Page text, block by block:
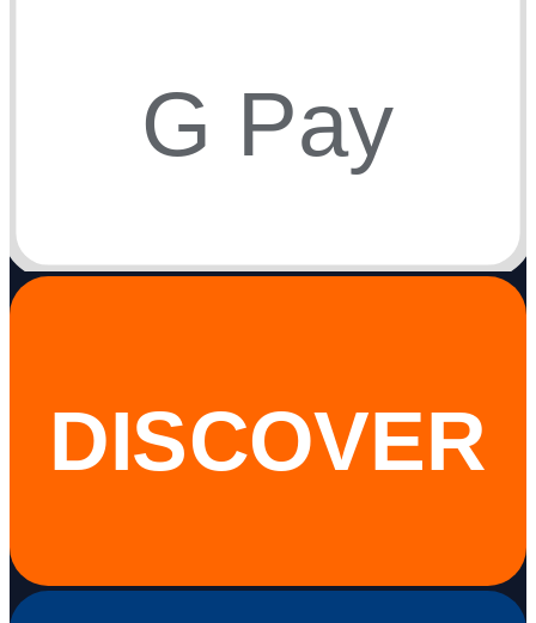
G Pay
DISCOVER